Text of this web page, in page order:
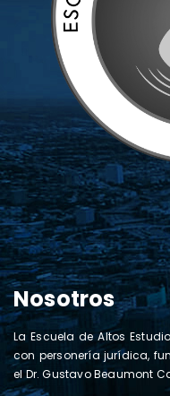
Nosotros
La Escuela de Altos
con personería jurídica,
el Dr. Gustavo Beaumont